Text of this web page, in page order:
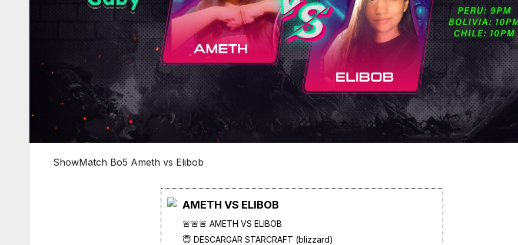
ShowMatch Bo5 Ameth vs Elibob
AMETH VS ELIBOB
🚨🚨🚨 AMETH VS ELIBOB
😇 DESCARGAR STARCRAFT (blizzard)